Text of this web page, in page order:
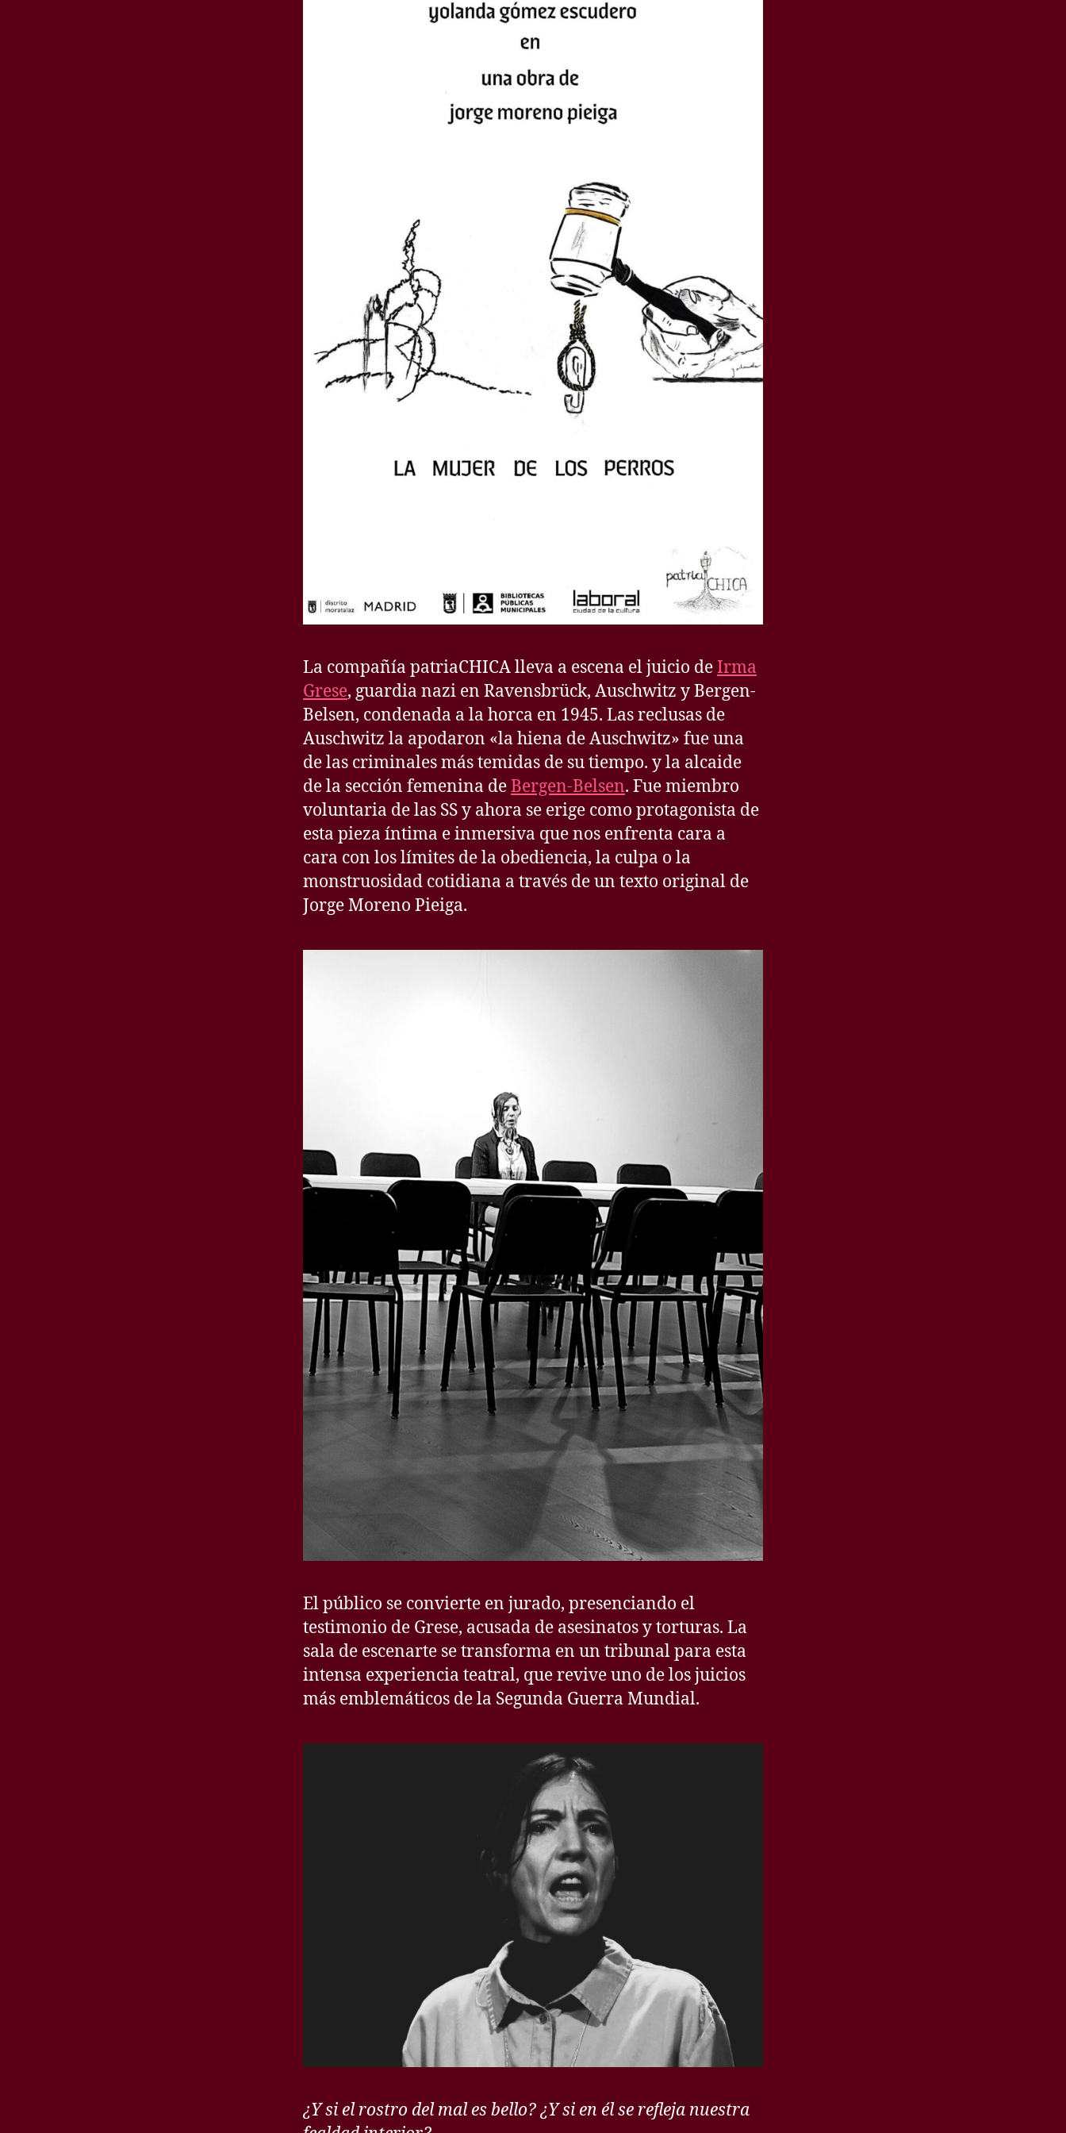
La compañía patriaCHICA lleva a escena el juicio deIrma
Grese, guardia nazi en Ravensbrück, Auschwitz y Bergen-
Belsen, condenada a la horca en 1945. Las reclusas de
Auschwitz la apodaron «la hiena de Auschwitz» fue una
de las criminales más temidas de su tiempo. y la alcaide
de la sección femenina deBergen-Belsen. Fue miembro
voluntaria de las SS y ahora se erige como protagonista de
esta pieza íntima e inmersiva que nos enfrenta cara a
cara con los límites de la obediencia, la culpa o la
monstruosidad cotidiana a través de un texto original de
Jorge Moreno Pieiga.
El público se convierte en jurado, presenciando el
testimonio de Grese, acusada de asesinatos y torturas. La
sala de escenarte se transforma en un tribunal para esta
intensa experiencia teatral, que revive uno de los juicios
más emblemáticos de la Segunda Guerra Mundial.
¿Y si el rostro del mal es bello? ¿Y si en él se refleja nuestra